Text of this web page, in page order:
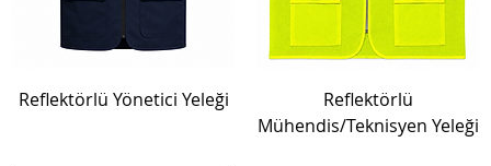
Reflektörlü Yönetici Yeleği
Reflektörlü
Mühendis/Teknisyen Yeleği